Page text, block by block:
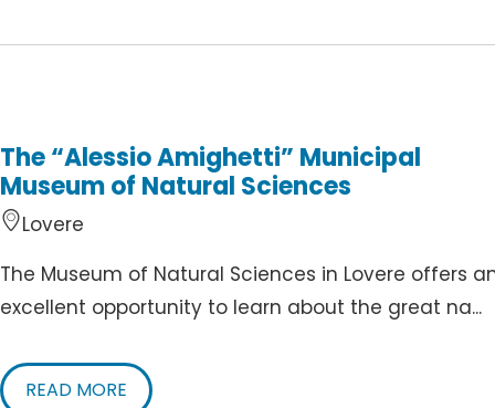
The “Alessio Amighetti” Municipal
Museum of Natural Sciences
Lovere
The Museum of Natural Sciences in Lovere offers
excellent opportunity to learn about the great na...
READ MORE